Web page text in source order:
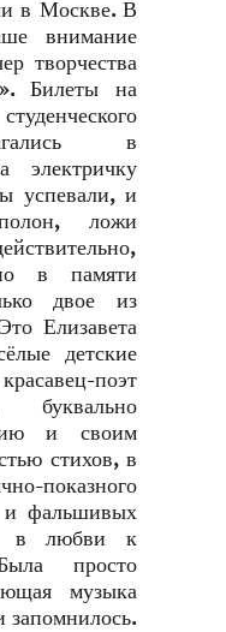
в Москве. В
внимание
творчества
Билеты на
в
электричку
успевали, и
ложи
в памяти
двое из
Елизавета
детские
поэт
буквально
и своим
стихов, в
показного
и фальшивых
в любви к
просто
музыка
запомнилось.